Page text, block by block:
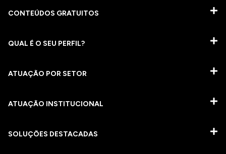
CONTEÚDOS GRATUITOS
QUAL É O SEU PERFIL?
ATUAÇÃO POR SETOR
ATUAÇÃO INSTITUCIONAL
SOLUÇÕES DESTACADAS